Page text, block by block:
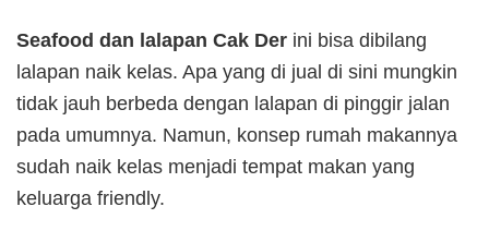
Seafood dan lalapan Cak Der ini bisa dibilang
lalapan naik kelas. Apa yang di jual di sini mungkin
tidak jauh berbeda dengan lalapan di pinggir jalan
pada umumnya. Namun, konsep rumah makannya
sudah naik kelas menjadi tempat makan yang
keluarga friendly.